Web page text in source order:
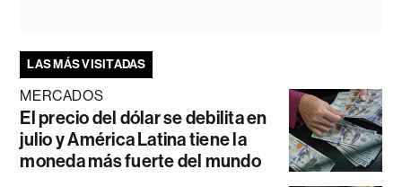
LAS MÁS VISITADAS
MERCADOS
El precio del dólar se debilita en
julio y América Latina tiene la
moneda más fuerte del mundo